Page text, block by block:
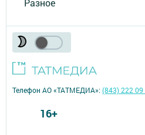
Телефон АО «ТАТМЕДИА»:(843) 222 09
16+